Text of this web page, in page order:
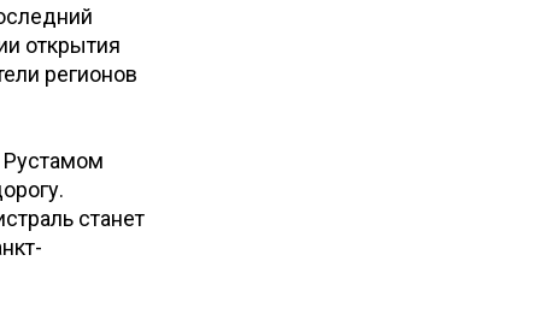
открытия
регионов
Рустамом
станет